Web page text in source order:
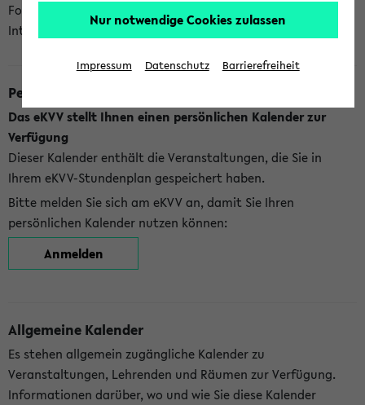
Folgende Kalender bietet Ihnen das eKVV derzeit zur
Integration an:
Persönlicher Kalender
Das eKVV stellt Ihnen einen persönlichen Kalender zur
Verfügung
Dieser Kalender enthält die Veranstaltungen, die Sie in
Ihrem eKVV-Stundenplan gespeichert haben.
Bitte melden Sie sich am eKVV an, damit Sie Ihren
persönlichen Kalender nutzen können:
Anmelden
Allgemeine Kalender
Es stehen allgemein zugängliche Kalender zu
Veranstaltungen, Lehrenden und Räumen zur Verfügung.
Informationen darüber, wo und wie Sie diese Kalender
Nur notwendige Cookies zulassen
Impressum Datenschutz Barrierefreiheit